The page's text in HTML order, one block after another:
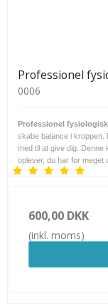
Professionel
0006
Professionel
skabe balance i kroppen.
med til at give dig. Denne
oplever, du har for meget
600,00 DKK
(inkl. moms)